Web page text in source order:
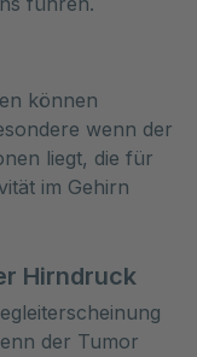
können
wenn der
liegt, die für
im Gehirn
Hirndruck
der Tumor